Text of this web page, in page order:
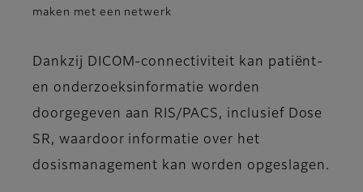
maken met een netwerk
Dankzij DICOM-connectiviteit kan patiënt-
en onderzoeksinformatie worden
doorgegeven aan RIS/PACS, inclusief Dose
SR, waardoor informatie over het
dosismanagement kan worden opgeslagen.